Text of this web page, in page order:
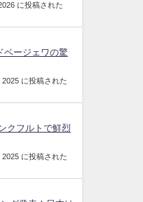
に投稿された
ベージェワの驚
2025 に投稿された
クフルトで鮮烈
2025 に投稿された